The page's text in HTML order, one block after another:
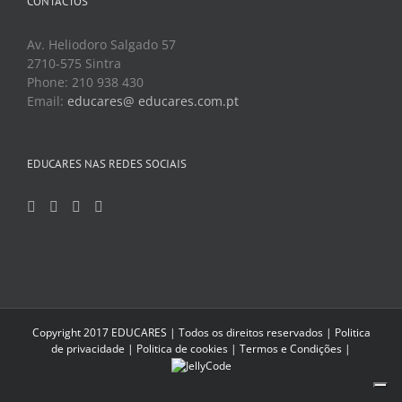
Av. Heliodoro Salgado 57
2710-575 Sintra
Phone: 210 938 430
Email: educares@ educares.com.pt
EDUCARES NAS REDES SOCIAIS
Copyright 2017 EDUCARES | Todos os direitos reservados | Politica
de privacidade | Politica de cookies | Termos e Condições |